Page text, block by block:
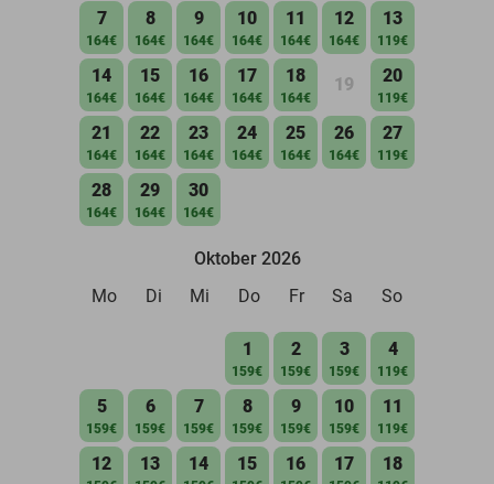
7
164€
8
164€
9
164€
10
164€
11
164€
12
164€
13
119€
14
164€
15
164€
16
164€
17
164€
18
164€
19 20
119€
21
164€
22
164€
23
164€
24
164€
25
164€
26
164€
27
119€
28
164€
29
164€
30
164€
Oktober 2026
Mo
Di Mi Do Fr Sa So
1
159€
2
159€
3
159€
4
119€
5
159€
6
159€
7
159€
8
159€
9
159€
10
159€
11
119€
12 13 14 15 16 17 18